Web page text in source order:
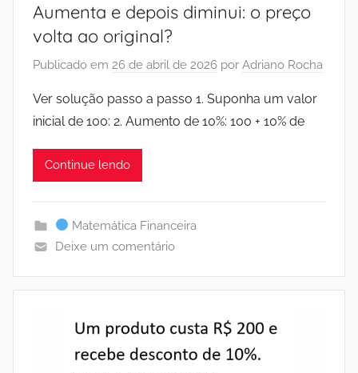
Aumenta e depois diminui: o preço
volta ao original?
Publicado em 26 de abril de 2026 por Adriano Rocha
Ver solução passo a passo 1. Suponha um valor
inicial de 100: 2. Aumento de 10%: 100 + 10% de
Continue lendo
Matemática Financeira
Deixe um comentário